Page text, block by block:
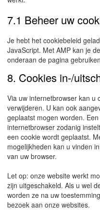
7.1 Beheer uw
Je hebt het cookiebeleid
JavaScript. Met AMP kan je
onderaan de pagina
8. Cookies in-/
Via uw internetbrowser kan u
verwijderen. U kan ook
geplaatst mogen worden.
internetbrowser zodanig
een cookie wordt geplaatst.
mogelijkheden kan u vinden
van uw browser.
Let op: onze website werkt
zijn uitgeschakeld. Als u wel
worden ze na uw
bezoek aan onze websites.